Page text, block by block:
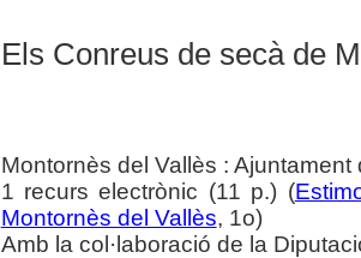
Els Conreus de secà de
Montornès del Vallès :
1 recurs electrònic (11 p.) (
Montornès del Vallès, 1o)
Amb la col·laboració de la